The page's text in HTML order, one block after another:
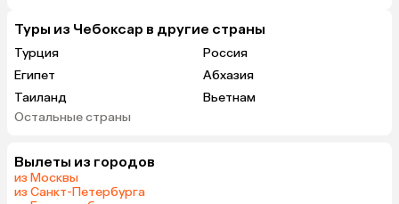
Туры из Чебоксар в другие страны
Турция
Россия
Египет
Абхазия
Таиланд
Вьетнам
ОАЭ
Армения
Казахстан
Остальные страны
Вылеты из городов
из Москвы
из Санкт-Петербурга